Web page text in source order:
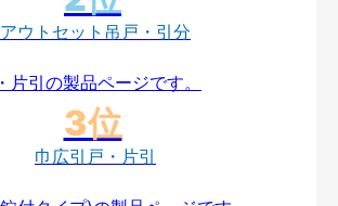
アウトセット吊戸・引分
巾広引戸・片引